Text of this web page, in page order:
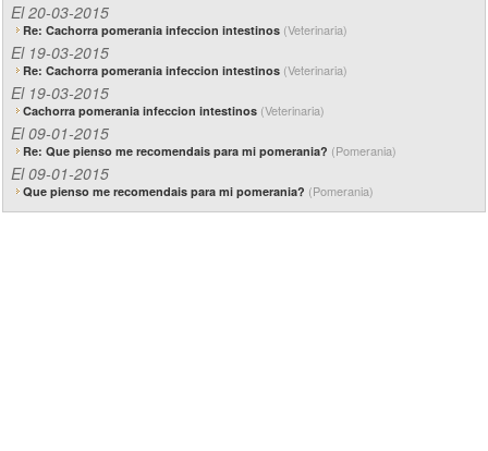
El 20-03-2015
Re: Cachorra pomerania infeccion intestinos (Veterinaria)
El 19-03-2015
Re: Cachorra pomerania infeccion intestinos (Veterinaria)
El 19-03-2015
Cachorra pomerania infeccion intestinos (Veterinaria)
El 09-01-2015
Re: Que pienso me recomendais para mi pomerania? (Pomerania)
El 09-01-2015
Que pienso me recomendais para mi pomerania? (Pomerania)